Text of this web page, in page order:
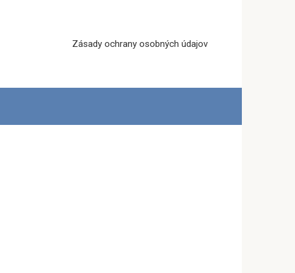
Zásady ochrany osobných údajov